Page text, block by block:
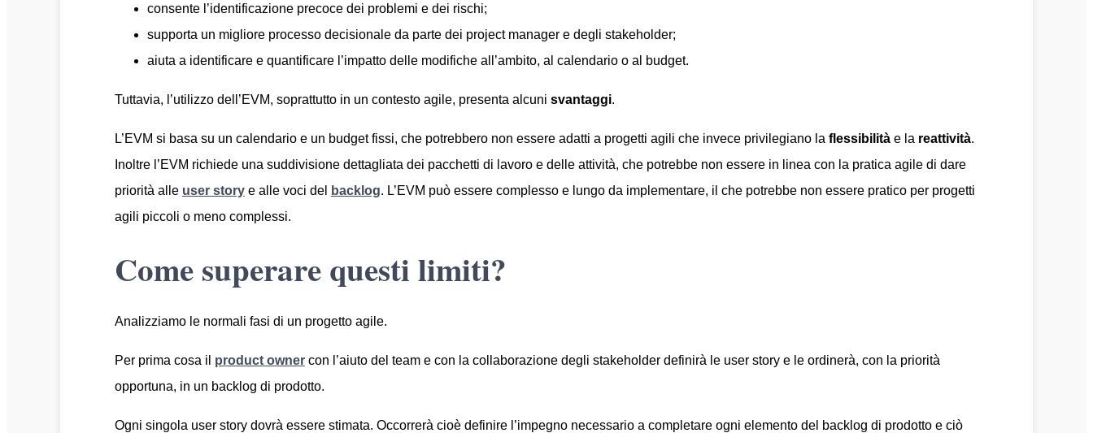
consente l’identificazione precoce dei problemi e dei rischi;
supporta un migliore processo decisionale da parte dei project manager e degli stakeholder;
aiuta a identificare e quantificare l’impatto delle modifiche all’ambito, al calendario o al budget.
Tuttavia, l’utilizzo dell’EVM, soprattutto in un contesto agile, presenta alcuni svantaggi.
L’EVM si basa su un calendario e un budget fissi, che potrebbero non essere adatti a progetti agili che invece privilegiano la flessibilitàe la reattività.
Inoltre l’EVM richiede una suddivisione dettagliata dei pacchetti di lavoro e delle attività, che potrebbe non essere in linea con la pratica agile di dare
priorità alle user storye alle voci del backlog. L’EVM può essere complesso e lungo da implementare, il che potrebbe non essere pratico per progetti
agili piccoli o meno complessi.
Come superare questi limiti?
Analizziamo le normali fasi di un progetto agile.
Per prima cosa il product ownercon l’aiuto del team e con la collaborazione degli stakeholder definirà le user story e le ordinerà, con la priorità
opportuna, in un backlog di prodotto.
Ogni singola user story dovrà essere stimata. Occorrerà cioè definire l’impegno necessario a completare ogni elemento del backlog di prodotto e ciò